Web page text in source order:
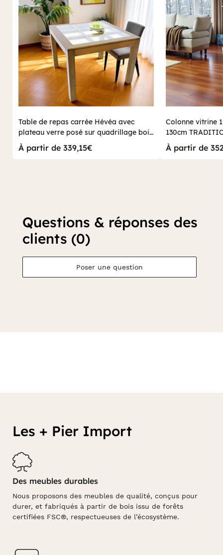
Table de repas carrée Hévéa avec
plateau verre posé sur quadrillage bois
100x100x76cm HELENA
À partir de 339,15€
Colonne vitrine
130cm
À partir de
Questions & réponses des
clients (0)
Poser une question
Les + Pier Import
Des meubles durables
Nous proposons des meubles de qualité, conçus pour
durer, et fabriqués à partir de bois issu de forêts
certifiées FSC®, respectueuses de l’écosystème.